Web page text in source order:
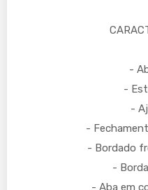
-
-
-
-
- Bordado
-
- Aba em